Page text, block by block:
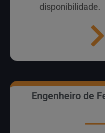
disponibilidade.
Engenheiro de